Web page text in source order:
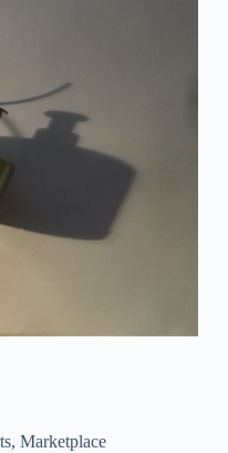
, Marketplace